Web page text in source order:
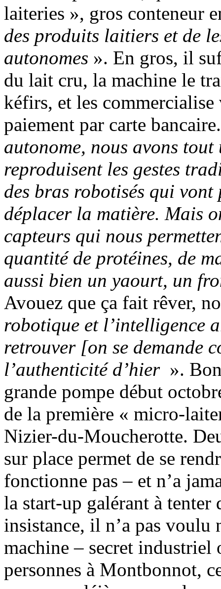
laiteries », gros conteneur
des produits laitiers et de
autonomes ». En gros, il
du lait cru, la machine le
kéfirs, et les
paiement par carte
autonome, nous avons
reproduisent les gestes
des bras robotisés qui
déplacer la matière. Mais
capteurs qui nous
quantité de protéines, de
aussi bien un yaourt, un
Avouez que ça fait rêver,
robotique et l’intelligence
retrouver [on se demande
l’authenticité d’hier ».
grande pompe début
de la première « micro-
Nizier-du-Moucherotte.
sur place permet de se
fonctionne pas – et n’a
la start-up galérant à
insistance, il n’a pas
machine – secret
personnes à Montbonnot,